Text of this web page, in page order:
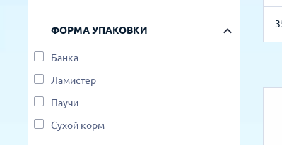
ФОРМА УПАКОВКИ
Банка
Ламистер
Паучи
Сухой корм